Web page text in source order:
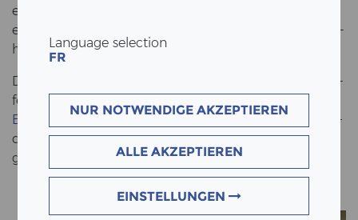
Language selection
FR
NUR NOTWENDIGE AKZEPTIEREN
ALLE AKZEPTIEREN
EINSTELLUNGEN
ein vol­ler Er­folg war, fand sie in die­sem Jahr in Form
einer Tisch­mes­se am 12. und 13. Mai 2023 in der Turn­
hal­le Frick statt.
Die ERNE AG Holz­bau war mit den bei­den Lehr­be­ru­
fen
EFZ Fach­rich­tung Ar­chi­tek­tur ver­tre­ten. Zwei Ler­nen­
de haben die Ti­sche be­treut und in­ter­es­sier­te Ju­
gend­li­che und deren El­tern be­ra­ten.